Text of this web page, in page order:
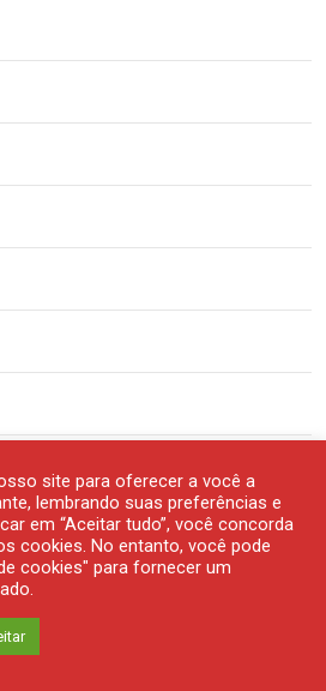
site para oferecer a você a
lembrando suas preferências e
em “Aceitar tudo”, você concorda
cookies. No entanto, você pode
cookies" para fornecer um